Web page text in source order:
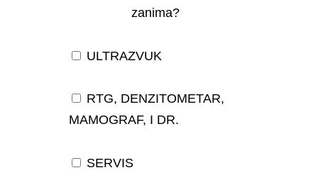
zanima?
ULTRAZVUK
RTG, DENZITOMETAR,
MAMOGRAF, I DR.
SERVIS